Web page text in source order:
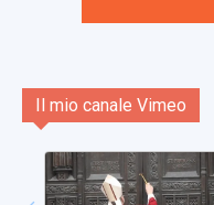
Il mio canale Vimeo